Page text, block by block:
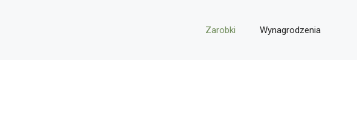
Zarobki Wynagrodzenia